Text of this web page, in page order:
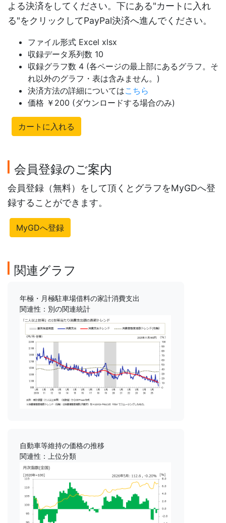
よる決済をしてください。下にある"カートに入れ
る"をクリックしてPayPal決済へ進んでください。
ファイル形式 Excel xlsx
収録データ系列数 10
収録グラフ数 4 (各ページの最上部にあるグラフ。そ
れ以外のグラフ・表は含みません。)
決済方法の詳細についてはこちら
価格 ￥200 (ダウンロードする場合のみ)
カートに入れる
会員登録のご案内
会員登録（無料）をして頂くとグラフをMyGDへ登
録することができます。
MyGDへ登録
関連グラフ
年極・月極駐車場借料の家計消費支出
関連性：別の関連統計
自動車等維持の価格の推移
関連性：上位分類